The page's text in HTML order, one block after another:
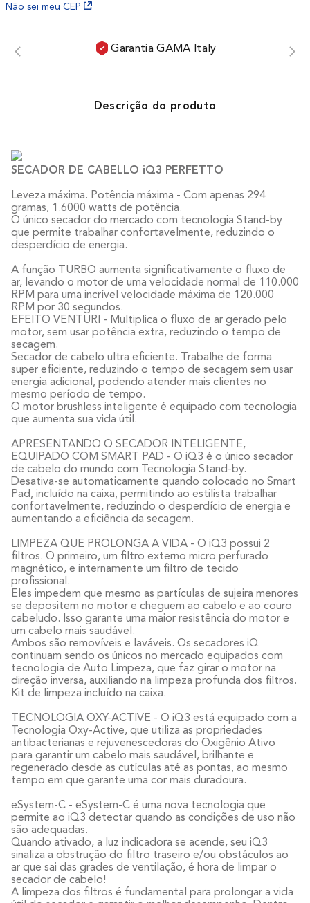
Não sei meu CEP
Garantia GAMA Italy
Descrição do produto
SECADOR DE CABELLO iQ3 PERFETTO
Leveza máxima. Potência máxima - Com apenas 294
gramas, 1.6000 watts de potência.
O único secador do mercado com tecnologia Stand-by
que permite trabalhar confortavelmente, reduzindo o
desperdício de energia.
A função TURBO aumenta significativamente o fluxo de
ar, levando o motor de uma velocidade normal de 110.000
RPM para uma incrível velocidade máxima de 120.000
RPM por 30 segundos.
EFEITO VENTURI - Multiplica o fluxo de ar gerado pelo
motor, sem usar potência extra, reduzindo o tempo de
secagem.
Secador de cabelo ultra eficiente. Trabalhe de forma
super eficiente, reduzindo o tempo de secagem sem usar
energia adicional, podendo atender mais clientes no
mesmo período de tempo.
O motor brushless inteligente é equipado com tecnologia
que aumenta sua vida útil.
APRESENTANDO O SECADOR INTELIGENTE,
EQUIPADO COM SMART PAD - O iQ3 é o único secador
de cabelo do mundo com Tecnologia Stand-by.
Desativa-se automaticamente quando colocado no Smart
Pad, incluído na caixa, permitindo ao estilista trabalhar
confortavelmente, reduzindo o desperdício de energia e
aumentando a eficiência da secagem.
LIMPEZA QUE PROLONGA A VIDA - O iQ3 possui 2
filtros. O primeiro, um filtro externo micro perfurado
magnético, e internamente um filtro de tecido
profissional.
Eles impedem que mesmo as partículas de sujeira menores
se depositem no motor e cheguem ao cabelo e ao couro
cabeludo. Isso garante uma maior resistência do motor e
um cabelo mais saudável.
Ambos são removíveis e laváveis. Os secadores iQ
continuam sendo os únicos no mercado equipados com
tecnologia de Auto Limpeza, que faz girar o motor na
direção inversa, auxiliando na limpeza profunda dos filtros.
Kit de limpeza incluído na caixa.
TECNOLOGIA OXY-ACTIVE - O iQ3 está equipado com a
Tecnologia Oxy-Active, que utiliza as propriedades
antibacterianas e rejuvenescedoras do Oxigênio Ativo
para garantir um cabelo mais saudável, brilhante e
regenerado desde as cutículas até as pontas, ao mesmo
tempo em que garante uma cor mais duradoura.
eSystem-C - eSystem-C é uma nova tecnologia que
permite ao iQ3 detectar quando as condições de uso não
são adequadas.
Quando ativado, a luz indicadora se acende, seu iQ3
sinaliza a obstrução do filtro traseiro e/ou obstáculos ao
ar que sai das grades de ventilação, é hora de limpar o
secador de cabelo!
A limpeza dos filtros é fundamental para prolongar a vida